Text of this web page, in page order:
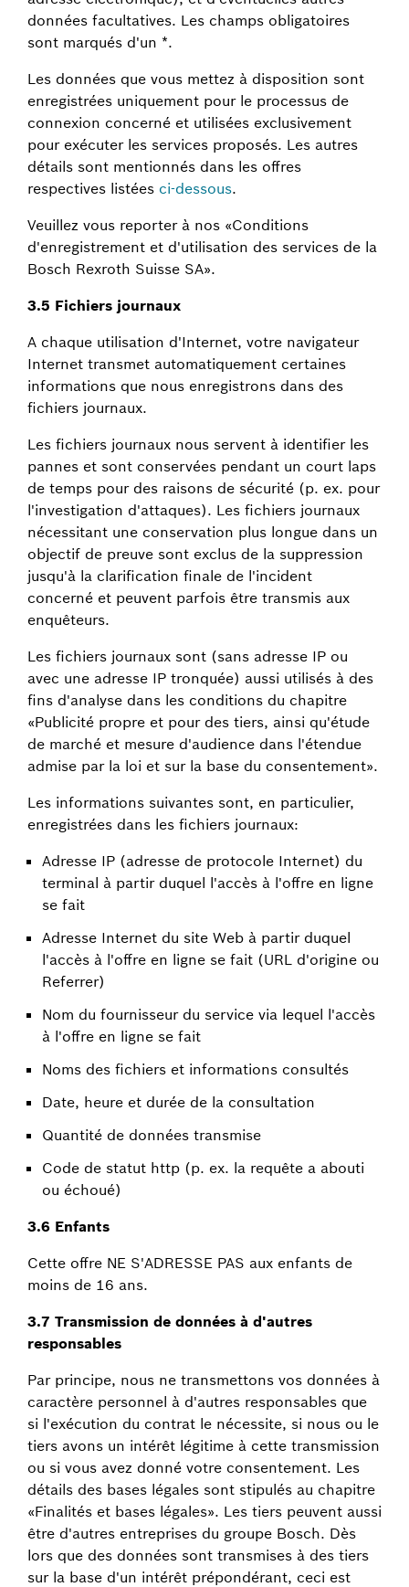
données facultatives. Les champs obligatoires
sont marqués d'un *.
Les données que vous mettez à disposition sont
enregistrées uniquement pour le processus de
connexion concerné et utilisées exclusivement
pour exécuter les services proposés. Les autres
détails sont mentionnés dans les offres
respectives listées ci-dessous.
Veuillez vous reporter à nos «Conditions
d'enregistrement et d'utilisation des services de la
Bosch Rexroth Suisse SA».
3.5 Fichiers journaux
A chaque utilisation d'Internet, votre navigateur
Internet transmet automatiquement certaines
informations que nous enregistrons dans des
fichiers journaux.
Les fichiers journaux nous servent à identifier les
pannes et sont conservées pendant un court laps
de temps pour des raisons de sécurité (p. ex. pour
l'investigation d'attaques). Les fichiers journaux
nécessitant une conservation plus longue dans un
objectif de preuve sont exclus de la suppression
jusqu'à la clarification finale de l'incident
concerné et peuvent parfois être transmis aux
enquêteurs.
Les fichiers journaux sont (sans adresse IP ou
avec une adresse IP tronquée) aussi utilisés à des
fins d'analyse dans les conditions du chapitre
«Publicité propre et pour des tiers, ainsi qu'étude
de marché et mesure d'audience dans l'étendue
admise par la loi et sur la base du consentement».
Les informations suivantes sont, en particulier,
enregistrées dans les fichiers journaux:
Adresse IP (adresse de protocole Internet) du
terminal à partir duquel l'accès à l'offre en ligne
se fait
Adresse Internet du site Web à partir duquel
l'accès à l'offre en ligne se fait (URL d'origine ou
Referrer)
Nom du fournisseur du service via lequel l'accès
à l'offre en ligne se fait
Noms des fichiers et informations consultés
Date, heure et durée de la consultation
Quantité de données transmise
Code de statut http (p. ex. la requête a abouti
ou échoué)
3.6 Enfants
Cette offre NE S'ADRESSE PAS aux enfants de
moins de 16 ans.
3.7 Transmission de données à d'autres
responsables
Par principe, nous ne transmettons vos données à
caractère personnel à d'autres responsables que
si l'exécution du contrat le nécessite, si nous ou le
tiers avons un intérêt légitime à cette transmission
ou si vous avez donné votre consentement. Les
détails des bases légales sont stipulés au chapitre
«Finalités et bases légales». Les tiers peuvent aussi
être d'autres entreprises du groupe Bosch. Dès
lors que des données sont transmises à des tiers
sur la base d'un intérêt prépondérant, ceci est